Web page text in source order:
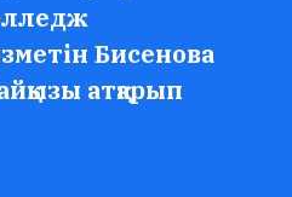
Бисенова
атқарып